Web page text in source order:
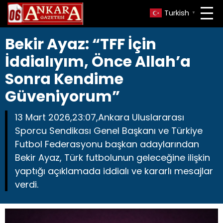
Turkish ▼
Bekir Ayaz: “TFF İçin
İddialıyım, Önce Allah’a
Sonra Kendime
Güveniyorum”
13 Mart 2026,23:07,Ankara Uluslararası
Sporcu Sendikası Genel Başkanı ve Türkiye
Futbol Federasyonu başkan adaylarından
Bekir Ayaz, Türk futbolunun geleceğine ilişkin
yaptığı açıklamada iddialı ve kararlı mesajlar
verdi.